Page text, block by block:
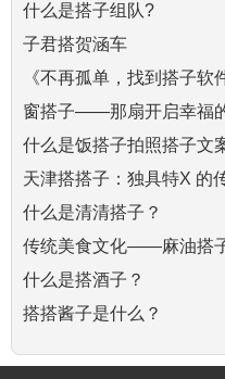
什么是搭子组队?
子君搭贺涵车
《不再孤单，找到搭子软
窗搭子——那扇开启幸福
什么是饭搭子拍照搭子文
天津搭搭子：独具特X 的
什么是清清搭子？
传统美食文化——麻油搭
什么是搭酒子？
搭搭酱子是什么？